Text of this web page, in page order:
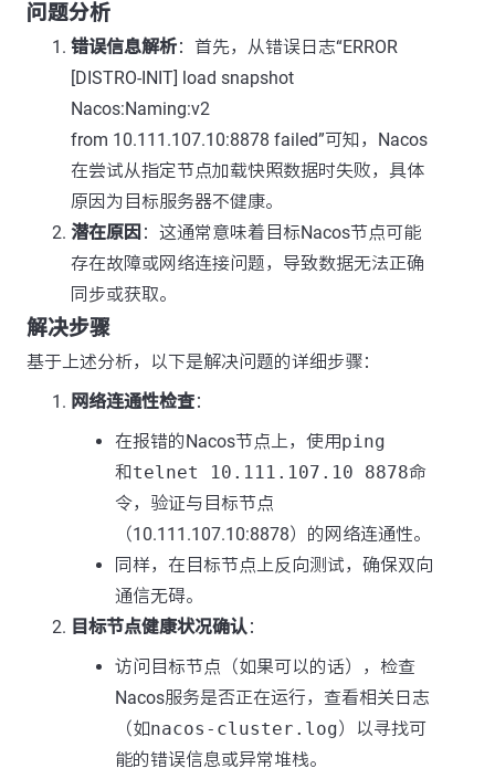
问题分析
错误信息解析：首先，从错误日志“ERROR
[DISTRO-INIT] load snapshot
Nacos:Naming:v2
from 10.111.107.10:8878 failed”可知，Nacos
在尝试从指定节点加载快照数据时失败，具体
原因为目标服务器不健康。
潜在原因 ：这通常意味着目标Nacos节点可能
存在故障或网络连接问题，导致数据无法正确
同步或获取。
解决步骤
基于上述分析，以下是解决问题的详细步骤：
网络连通性检查：
在报错的Nacos节点上，使用ping
和telnet 10.111.107.10 8878命
令，验证与目标节点
（10.111.107.10:8878）的网络连通性。
同样，在目标节点上反向测试，确保双向
通信无碍。
目标节点健康状况确认：
访问目标节点（如果可以的话），检查
Nacos服务是否正在运行，查看相关日志
（如nacos-cluster.log）以寻找可
能的错误信息或异常堆栈。